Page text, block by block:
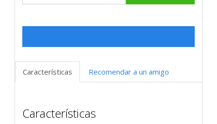
Características Recomendar a un amigo
Características